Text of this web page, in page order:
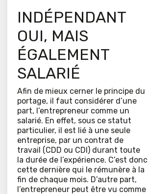
INDÉPENDANT
OUI, MAIS
ÉGALEMENT
SALARIÉ
Afin de mieux cerner le principe du
portage, il faut considérer d’une
part, l’entrepreneur comme un
salarié. En effet, sous ce statut
particulier, il est lié à une seule
entreprise, par un contrat de
travail (CDD ou CDI) durant toute
la durée de l’expérience. C’est donc
cette dernière qui le rémunère à la
fin de chaque mois. D’autre part,
l’entrepreneur peut être vu comme